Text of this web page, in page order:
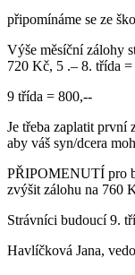
připomínáme se ze
Výše měsíční zálohy
720 Kč, 5 .– 8. třída
9 třída = 800,--
Je třeba zaplatit první
aby váš syn/dcera
PŘIPOMENUTÍ pro
zvýšit zálohu na 760
Strávníci budoucí 9.
Havlíčková Jana,